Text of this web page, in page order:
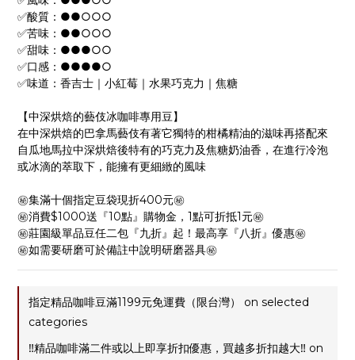
✅酸質：●●○○○
✅苦味：●●○○○
✅甜味：●●●○○
✅口感：●●●●○
✅味道：香吉士｜小紅莓｜水果巧克力｜焦糖
【中深烘焙的藝伎冰咖啡專用豆】
在中深烘焙的巴拿馬藝伎有著它獨特的柑橘精油的滋味再搭配來
自瓜地馬拉中深烘焙後特有的巧克力及焦糖奶油香，在進行冷泡
或冰滴的萃取下，能擁有更細緻的風味
㊙️集滿十個指定豆袋現折400元㊙️
㊙️消費$1000送『10點』購物金，1點可折抵1元㊙️
㊙️莊園級單品豆任二包『九折』起！最高享『八折』優惠㊙️
㊙️如需要研磨可於備註中說明研磨器具㊙️
指定精品咖啡豆滿1199元免運費（限台灣） on selected
categories
‼️精品咖啡滿二件或以上即享折扣優惠，買越多折扣越大‼️ on